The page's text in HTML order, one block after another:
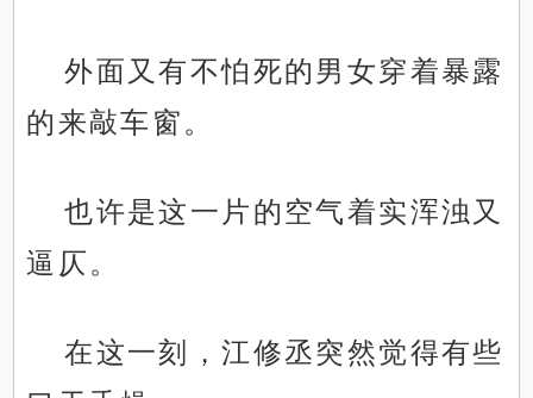
外面又有不怕死的男女穿着暴露
的来敲车窗。
也许是这一片的空气着实浑浊又
逼仄。
在这一刻，江修丞突然觉得有些